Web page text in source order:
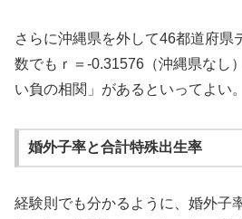
さらに沖縄県を外して46都道府県
数でもｒ＝-0.31576（沖縄県なし
い負の相関」があるといってよい。
婚外子率と合計特殊出生率
経験則でも分かるように、婚外子